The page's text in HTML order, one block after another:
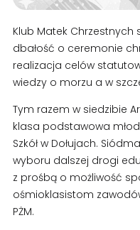
Klub Matek Chrzestnych
dbałość o ceremonie
realizacja celów
wiedzy o morzu a w
Tym razem w siedzibie
klasa podstawowa
Szkół w Dołujach.
wyboru dalszej drogi
z prośbą o możliwość
ośmioklasistom
PŻM.